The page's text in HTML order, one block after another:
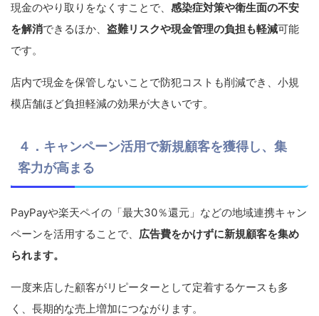
現金のやり取りをなくすことで、 感染症対策や衛生面の不安
を解消できるほか、 盗難リスクや現金管理の負担も軽減可能
です。
店内で現金を保管しないことで防犯コストも削減でき、小規
模店舗ほど負担軽減の効果が大きいです。
４．キャンペーン活用で新規顧客を獲得し、集
客力が高まる
PayPayや楽天ペイの「最大30％還元」などの地域連携キャン
ペーンを活用することで、 広告費をかけずに新規顧客を集め
られます。
一度来店した顧客がリピーターとして定着するケースも多
く、長期的な売上増加につながります。